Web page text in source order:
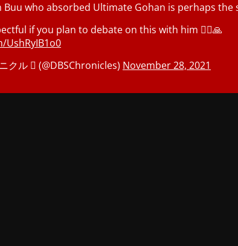
Buu who absorbed Ultimate Gohan is perhaps the
if you plan to debate on this with him 🙇‍♂️🙏
UshRyIB1o0
クル  (@DBSChronicles) November 28, 2021